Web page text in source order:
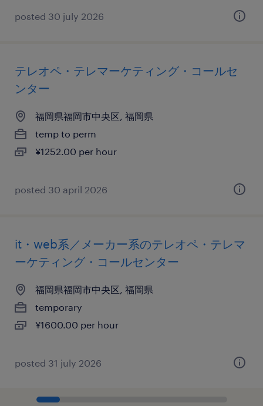
posted 30 july 2026
テレオペ・テレマーケティング・コールセ
ンター
福岡県福岡市中央区, 福岡県
temp to perm
¥1252.00 per hour
posted 30 april 2026
it・web系／メーカー系のテレオペ・テレマ
ーケティング・コールセンター
福岡県福岡市中央区, 福岡県
temporary
¥1600.00 per hour
posted 31 july 2026